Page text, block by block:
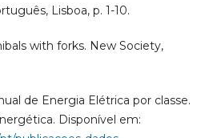
Lisboa, p. 1-10.
with forks. New Society,
de Energia Elétrica por classe.
Disponível em: